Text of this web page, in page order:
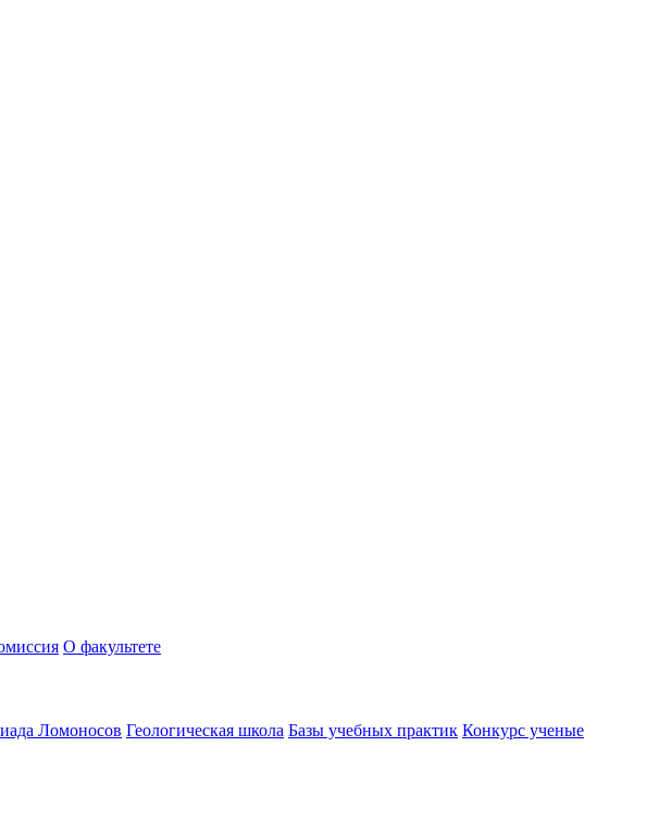
О факультете
Ломоносов Геологическая школа Базы учебных практик Конкурс ученые